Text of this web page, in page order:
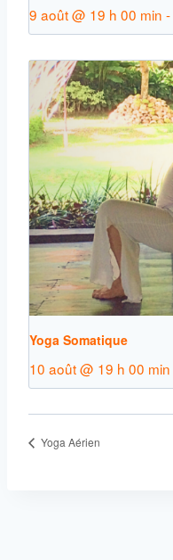
9 août @ 19 h 00 min -
Yoga Somatique
10 août @ 19 h 00 min
Yoga Aérien